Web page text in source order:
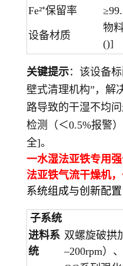
Fe²⁺保留率
设备材质
物
()]
关键提示：该设备
壁式清理机构”，解
路导致的干湿不均
检测（＜0.5%报警
全]。
一水湿法亚铁专用
法亚铁气流干燥机，
系统组成与创新配置
子系统
进料系
统
双螺旋破拱
–200rpm）